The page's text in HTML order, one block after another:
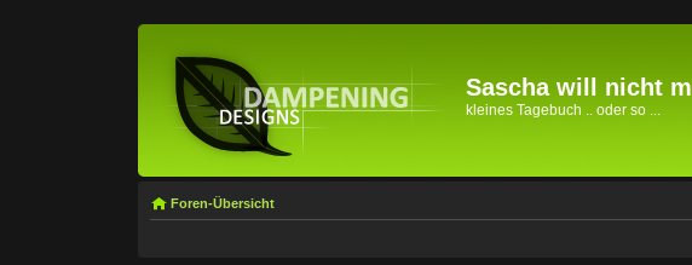
Sascha will nicht
kleines Tagebuch .. oder so ...
Foren-Übersicht